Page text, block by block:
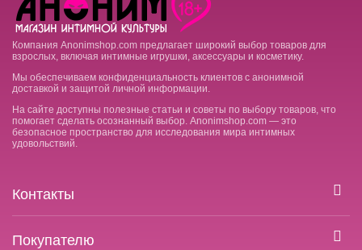
Компания Anonimshop.com предлагает широкий выбор товаров для
взрослых, включая интимные игрушки, аксессуары и косметику.
Мы обеспечиваем конфиденциальность клиентов с анонимной
доставкой и защитой личной информации.
На сайте доступны полезные статьи и советы по выбору товаров, что
помогает сделать осознанный выбор. Anonimshop.com — это
безопасное пространство для исследования мира интимных
удовольствий.
Контакты
Покупателю